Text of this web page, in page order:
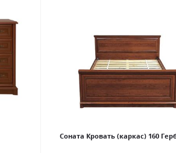
Соната Кровать (каркас) 160